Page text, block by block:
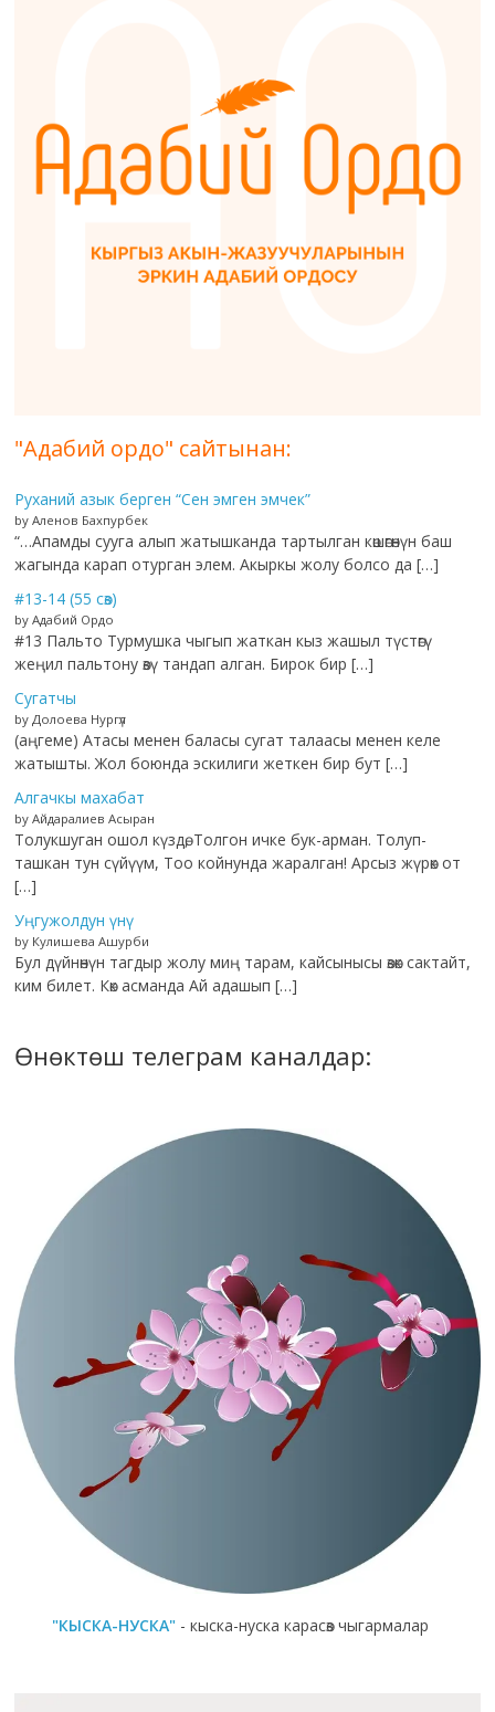
"Адабий ордо" сайтынан:
Руханий азык берген “Сен эмген эмчек”
by Аленов Бахпурбек
“…Апамды сууга алып жатышканда тартылган көшөгөнүн баш
жагында карап отурган элем. Акыркы жолу болсо да […]
#13-14 (55 сөз)
by Адабий Ордо
#13 Пальто Турмушка чыгып жаткан кыз жашыл түстөгү
жеңил пальтону өзү тандап алган. Бирок бир […]
Сугатчы
by Долоева Нургүл
(аңгеме) Атасы менен баласы сугат талаасы менен келе
жатышты. Жол боюнда эскилиги жеткен бир бут […]
Алгачкы махабат
by Айдаралиев Асыран
Толукшуган ошол күздө, Толгон ичке бук-арман. Толуп-
ташкан тун сүйүүм, Тоо койнунда жаралган! Арсыз жүрөк от
[…]
Уңгужолдун үнү
by Кулишева Ашурби
Бул дүйнөнүн тагдыр жолу миң тарам, кайсынысы өзөк сактайт,
ким билет. Көк асманда Ай адашып […]
Өнөктөш телеграм каналдар:
"КЫСКА-НУСКА" - кыска-нуска карасөз чыгармалар